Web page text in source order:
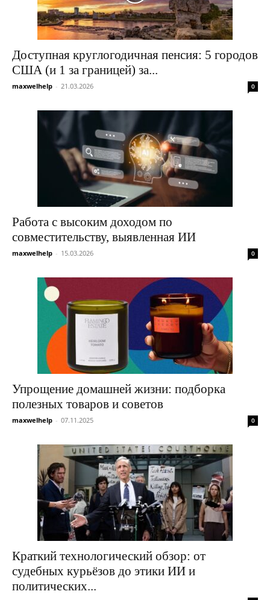
Доступная круглогодичная пенсия: 5 городов
США (и 1 за границей) за...
maxwelhelp - 21.03.2026 0
Работа с высоким доходом по
совместительству, выявленная ИИ
maxwelhelp - 15.03.2026 0
Упрощение домашней жизни: подборка
полезных товаров и советов
maxwelhelp - 07.11.2025 0
Краткий технологический обзор: от
судебных курьёзов до этики ИИ и
политических...